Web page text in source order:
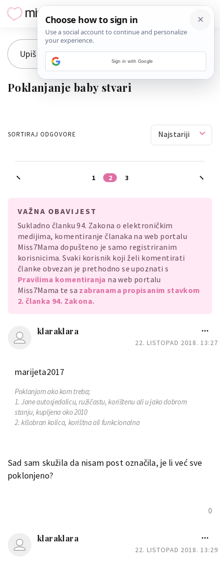
Poklanjanje baby stvari
SORTIRAJ ODGOVORE Najstariji
1 2 3
VAŽNA OBAVIJEST
Sukladno članku 94. Zakona o elektroničkim
medijima, komentiranje članaka na web portalu
Miss7Mama dopušteno je samo registriranim
korisnicima. Svaki korisnik koji želi komentirati
članke obvezan je prethodno se upoznati s
Pravilima komentiranja na web portalu
Miss7Mama te sa zabranama propisanim stavkom
2. članka 94. Zakona.
klaraklara
22. LISTOPAD 2018. 13:27
marijeta2017
Poklanjam ako kom treba;
1. Jane autosjedalicu, ružičastu, korištenu ali u jako dobrom
stanju, kupljena oko 2010
2. kišobran kolica, korištna ali funkcionalna
Po sve se treba doći u Zagreb, centar.
Sad sam skužila da nisam post označila, je li već sve
poklonjeno?
0
klaraklara
22. LISTOPAD 2018. 13:29
Sign in with Google